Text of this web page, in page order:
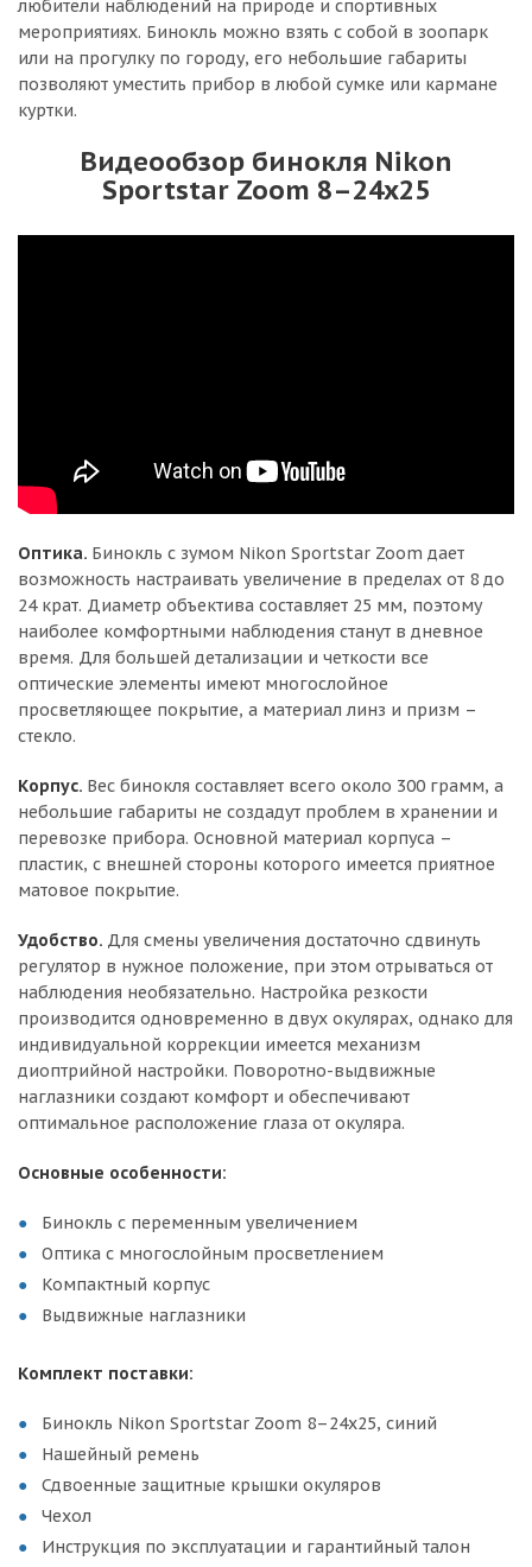
любители наблюдений на природе и спортивных
мероприятиях. Бинокль можно взять с собой в зоопарк
или на прогулку по городу, его небольшие габариты
позволяют уместить прибор в любой сумке или кармане
куртки.
Видеообзор бинокля Nikon
Sportstar Zoom 8–24x25
Оптика. Бинокль с зумом Nikon Sportstar Zoom дает
возможность настраивать увеличение в пределах от 8 до
24 крат. Диаметр объектива составляет 25 мм, поэтому
наиболее комфортными наблюдения станут в дневное
время. Для большей детализации и четкости все
оптические элементы имеют многослойное
просветляющее покрытие, а материал линз и призм –
стекло.
Корпус. Вес бинокля составляет всего около 300 грамм, а
небольшие габариты не создадут проблем в хранении и
перевозке прибора. Основной материал корпуса –
пластик, с внешней стороны которого имеется приятное
матовое покрытие.
Удобство. Для смены увеличения достаточно сдвинуть
регулятор в нужное положение, при этом отрываться от
наблюдения необязательно. Настройка резкости
производится одновременно в двух окулярах, однако для
индивидуальной коррекции имеется механизм
диоптрийной настройки. Поворотно-выдвижные
наглазники создают комфорт и обеспечивают
оптимальное расположение глаза от окуляра.
Основные особенности:
Бинокль с переменным увеличением
Оптика с многослойным просветлением
Компактный корпус
Выдвижные наглазники
Комплект поставки:
Бинокль Nikon Sportstar Zoom 8–24x25, синий
Нашейный ремень
Сдвоенные защитные крышки окуляров
Чехол
Инструкция по эксплуатации и гарантийный талон